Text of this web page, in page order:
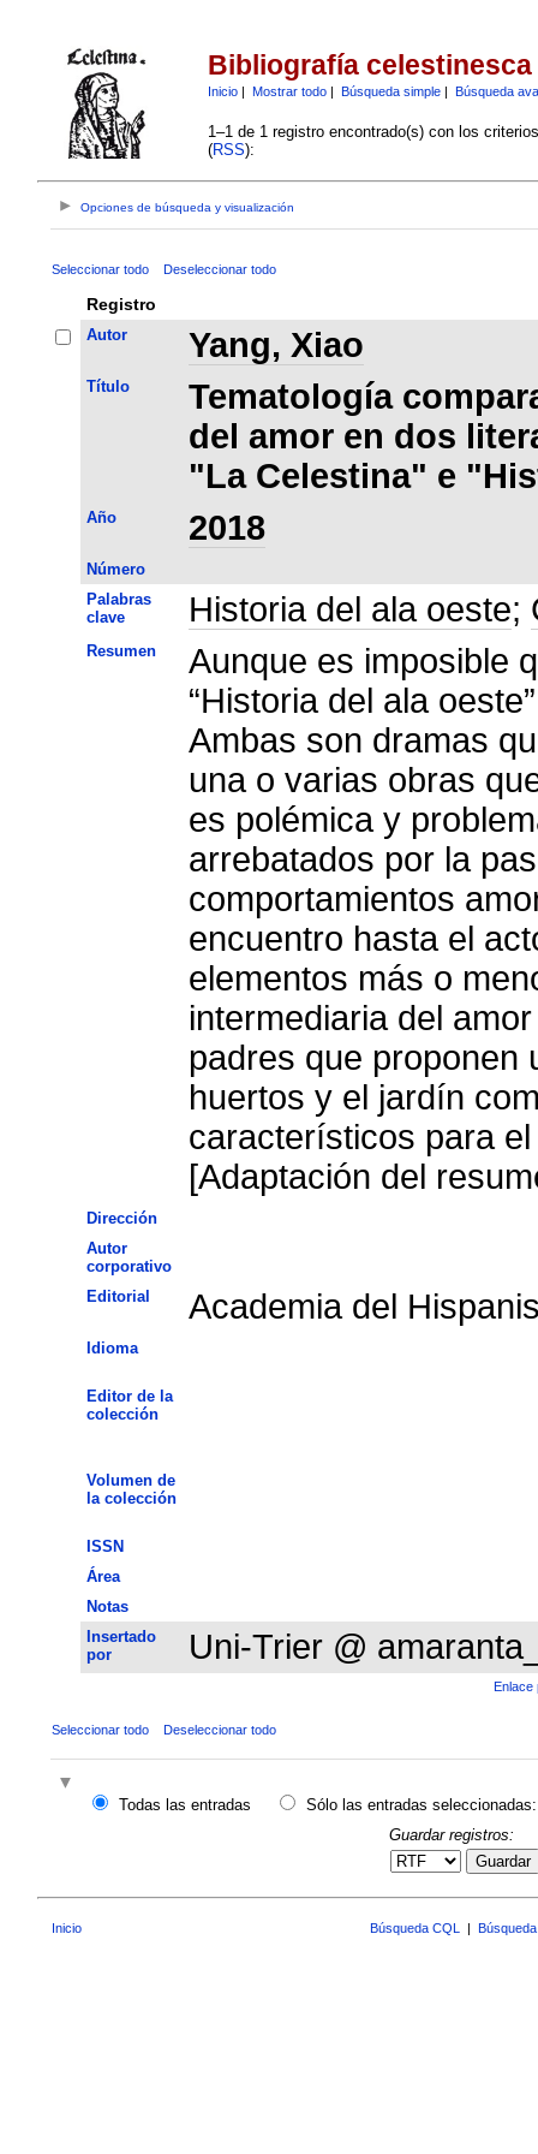
Bibliografía celestinesca
Inicio| Mostrar todo| Búsqueda simple| Búsqueda
1–1 de 1 registro encontrado(s) con los
(RSS):
Opciones de búsqueda y visualización
Seleccionar todo Deseleccionar todo
Registro
Autor Yang, Xiao
Título
Tematología
del amor en dos
"La Celestina" e
Año 2018
Número
Palabras
clave
Historia del ala oeste;
Resumen
Aunque es imposible
“Historia del ala
Ambas son dramas
una o varias obras
es polémica y
arrebatados por la
comportamientos
encuentro hasta el
elementos más o
intermediaria del
padres que proponen
huertos y el jardín
característicos para
[Adaptación del
Dirección
Autor
corporativo
Editorial
Academia del
Idioma
Editor de la
colección
Volumen de
la colección
ISSN
Área
Notas
Insertado
por
Uni-Trier @
Enlace
Seleccionar todo Deseleccionar todo
Todas las entradas
Sólo las entradas seleccionadas:
Guardar registros:
Guardar
Inicio Búsqueda CQL